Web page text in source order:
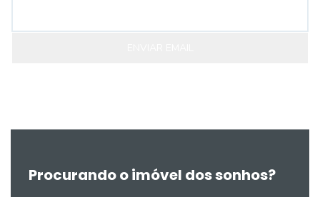
Procurando o imóvel dos sonhos?